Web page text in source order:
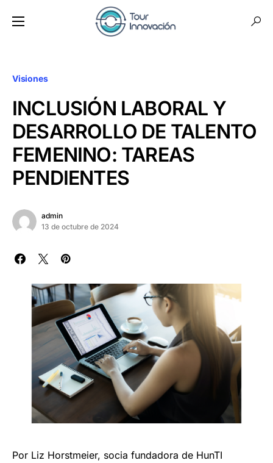
Visiones
INCLUSIÓN LABORAL Y
DESARROLLO DE TALENTO
FEMENINO: TAREAS
PENDIENTES
admin
13 de octubre de 2024
Por Liz Horstmeier, socia fundadora de HunTI